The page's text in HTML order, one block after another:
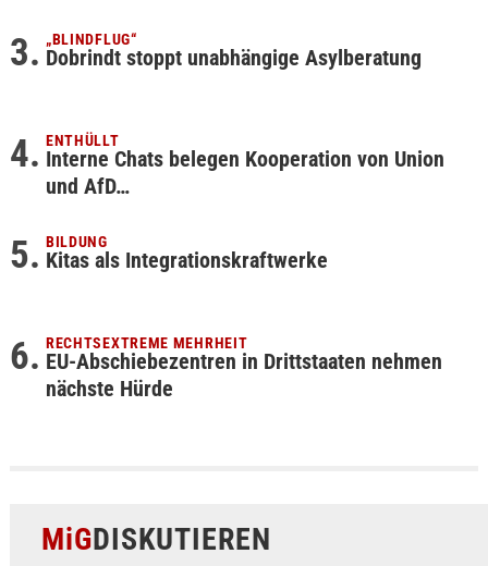
„BLINDFLUG“
Dobrindt stoppt unabhängige Asylberatung
ENTHÜLLT
Interne Chats belegen Kooperation von Union
und AfD…
BILDUNG
Kitas als Integrationskraftwerke
RECHTSEXTREME MEHRHEIT
EU-Abschiebezentren in Drittstaaten nehmen
nächste Hürde
MiGDISKUTIEREN